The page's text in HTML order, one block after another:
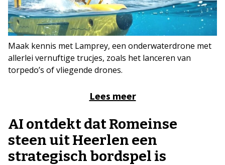
Maak kennis met Lamprey, een onderwaterdrone met
allerlei vernuftige trucjes, zoals het lanceren van
torpedo’s of vliegende drones.
Lees meer
AI ontdekt dat Romeinse
steen uit Heerlen een
strategisch bordspel is